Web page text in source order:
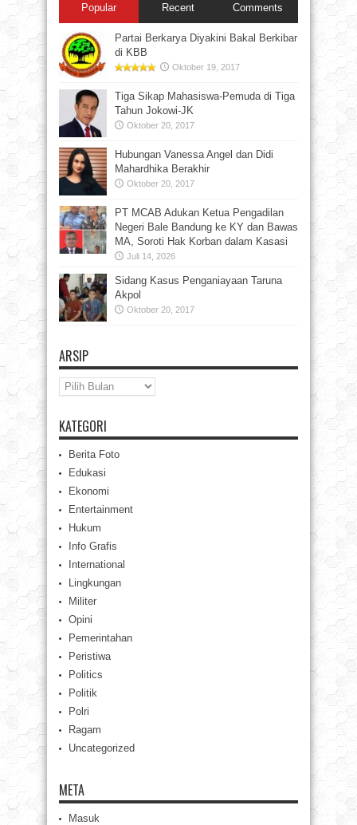
Popular Recent Comments
Partai Berkarya Diyakini Bakal Berkibar
di KBB
Oktober 19, 2017
Tiga Sikap Mahasiswa-Pemuda di Tiga
Tahun Jokowi-JK
Oktober 20, 2017
Hubungan Vanessa Angel dan Didi
Mahardhika Berakhir
Oktober 20, 2017
PT MCAB Adukan Ketua Pengadilan
Negeri Bale Bandung ke KY dan Bawas
MA, Soroti Hak Korban dalam Kasasi
Juli 14, 2026
Sidang Kasus Penganiayaan Taruna
Akpol
Oktober 20, 2017
ARSIP
Arsip
KATEGORI
Berita Foto
Edukasi
Ekonomi
Entertainment
Hukum
Info Grafis
International
Lingkungan
Militer
Opini
Pemerintahan
Peristiwa
Politics
Politik
Polri
Ragam
Uncategorized
META
Masuk